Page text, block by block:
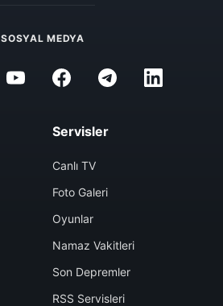
SOSYAL MEDYA
Servisler
Canlı TV
Foto Galeri
Oyunlar
Namaz Vakitleri
Son Depremler
RSS Servisleri